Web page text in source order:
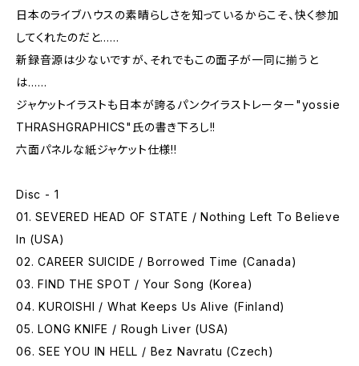
日本のライブハウスの素晴らしさを知っているからこそ、快く参加
してくれたのだと……
新録音源は少ないですが、それでもこの面子が一同に揃うと
は……
ジャケットイラストも日本が誇るパンクイラストレーター"yossie
THRASHGRAPHICS"氏の書き下ろし!!
六面パネルな紙ジャケット仕様!!
Disc - 1
01. SEVERED HEAD OF STATE / Nothing Left To Believe
In (USA)
02. CAREER SUICIDE / Borrowed Time (Canada)
03. FIND THE SPOT / Your Song (Korea)
04. KUROISHI / What Keeps Us Alive (Finland)
05. LONG KNIFE / Rough Liver (USA)
06. SEE YOU IN HELL / Bez Navratu (Czech)